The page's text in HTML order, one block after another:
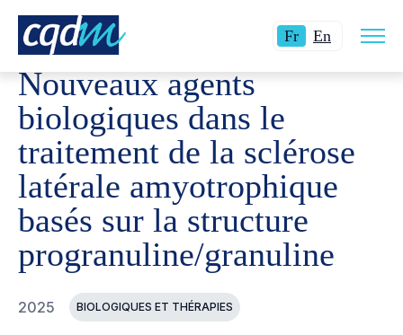
FrLangue
En Switchla
site
CQDM RÉALISATIONS PROJETS FINANCÉS
Nouveaux agents
biologiques dans le
traitement de la sclérose
latérale amyotrophique
basés sur la structure
progranuline/granuline
2025 BIOLOGIQUES ET THÉRAPIES